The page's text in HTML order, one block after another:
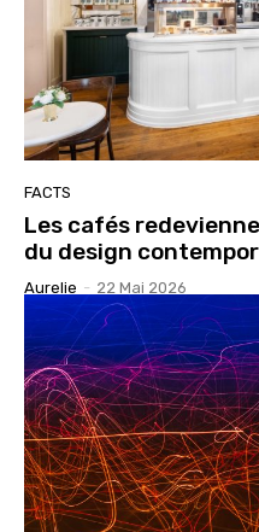
FACTS
Les cafés
du design
Aurelie - 22 Mai 2026